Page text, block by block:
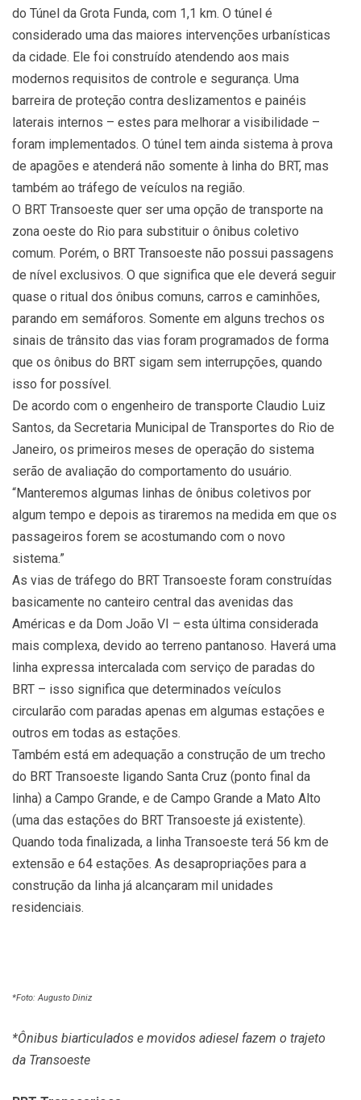
do Túnel da Grota Funda, com 1,1 km. O túnel é
considerado uma das maiores intervenções urbanísticas
da cidade. Ele foi construído atendendo aos mais
modernos requisitos de controle e segurança. Uma
barreira de proteção contra deslizamentos e painéis
laterais internos – estes para melhorar a visibilidade –
foram implementados. O túnel tem ainda sistema à prova
de apagões e atenderá não somente à linha do BRT, mas
também ao tráfego de veículos na região.
O BRT Transoeste quer ser uma opção de transporte na
zona oeste do Rio para substituir o ônibus coletivo
comum. Porém, o BRT Transoeste não possui passagens
de nível exclusivos. O que significa que ele deverá seguir
quase o ritual dos ônibus comuns, carros e caminhões,
parando em semáforos. Somente em alguns trechos os
sinais de trânsito das vias foram programados de forma
que os ônibus do BRT sigam sem interrupções, quando
isso for possível.
De acordo com o engenheiro de transporte Claudio Luiz
Santos, da Secretaria Municipal de Transportes do Rio de
Janeiro, os primeiros meses de operação do sistema
serão de avaliação do comportamento do usuário.
“Manteremos algumas linhas de ônibus coletivos por
algum tempo e depois as tiraremos na medida em que os
passageiros forem se acostumando com o novo
sistema.”
As vias de tráfego do BRT Transoeste foram construídas
basicamente no canteiro central das avenidas das
Américas e da Dom João VI – esta última considerada
mais complexa, devido ao terreno pantanoso. Haverá uma
linha expressa intercalada com serviço de paradas do
BRT – isso significa que determinados veículos
circularão com paradas apenas em algumas estações e
outros em todas as estações.
Também está em adequação a construção de um trecho
do BRT Transoeste ligando Santa Cruz (ponto final da
linha) a Campo Grande, e de Campo Grande a Mato Alto
(uma das estações do BRT Transoeste já existente).
Quando toda finalizada, a linha Transoeste terá 56 km de
extensão e 64 estações. As desapropriações para a
construção da linha já alcançaram mil unidades
residenciais.
*Foto: Augusto Diniz
*Ônibus biarticulados e movidos adiesel fazem o trajeto
da Transoeste